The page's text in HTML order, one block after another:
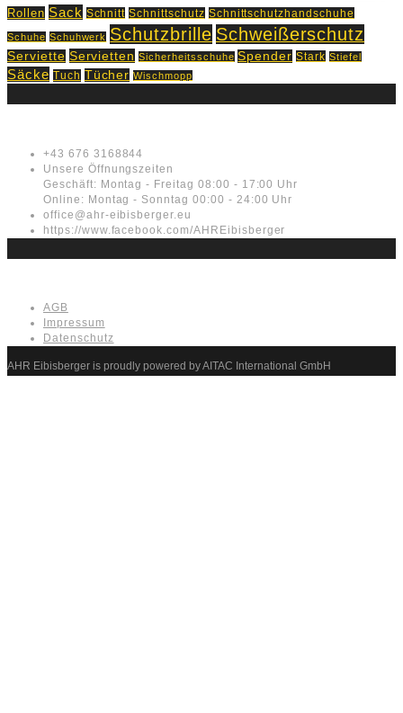
Rollen Sack Schnitt Schnittschutz Schnittschutzhandschuhe
Schuhe Schuhwerk Schutzbrille Schweißerschutz
Serviette Servietten Sicherheitsschuhe Spender Stark Stiefel
Säcke Tuch Tücher Wischmopp
+43 676 3168844
Unsere Öffnungszeiten
Geschäft: Montag - Freitag 08:00 - 17:00 Uhr
Online: Montag - Sonntag 00:00 - 24:00 Uhr
office@ahr-eibisberger.eu
https://www.facebook.com/AHREibisberger
AGB
Impressum
Datenschutz
AHR Eibisberger is proudly powered by AITAC International GmbH